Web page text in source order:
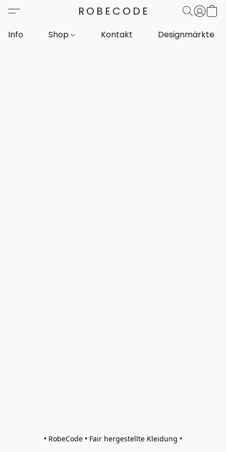
ROBECODE
Info Shop Kontakt Designmärkte
• RobeCode • Fair hergestellte Kleidung •